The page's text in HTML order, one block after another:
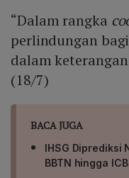
“Dalam rangka
perlindungan
dalam
(18/7)
BACA JUGA
IHSG Diprediksi
BBTN hingga